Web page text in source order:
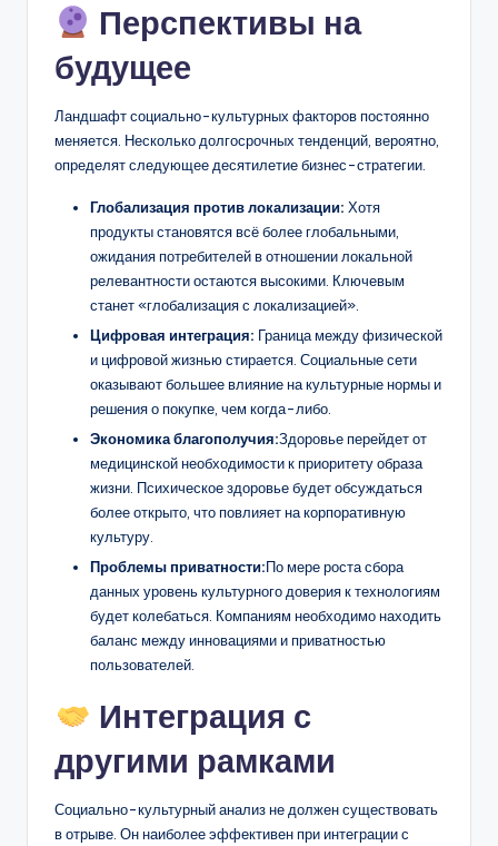
Перспективы на
будущее
Ландшафт социально-культурных факторов постоянно
меняется. Несколько долгосрочных тенденций, вероятно,
определят следующее десятилетие бизнес-стратегии.
Глобализация против локализации: Хотя
продукты становятся всё более глобальными,
ожидания потребителей в отношении локальной
релевантности остаются высокими. Ключевым
станет «глобализация с локализацией».
Цифровая интеграция: Граница между физической
и цифровой жизнью стирается. Социальные сети
оказывают большее влияние на культурные нормы и
решения о покупке, чем когда-либо.
Экономика благополучия:Здоровье перейдет от
медицинской необходимости к приоритету образа
жизни. Психическое здоровье будет обсуждаться
более открыто, что повлияет на корпоративную
культуру.
Проблемы приватности:По мере роста сбора
данных уровень культурного доверия к технологиям
будет колебаться. Компаниям необходимо находить
баланс между инновациями и приватностью
пользователей.
Интеграция с
другими рамками
Социально-культурный анализ не должен существовать
в отрыве. Он наиболее эффективен при интеграции с